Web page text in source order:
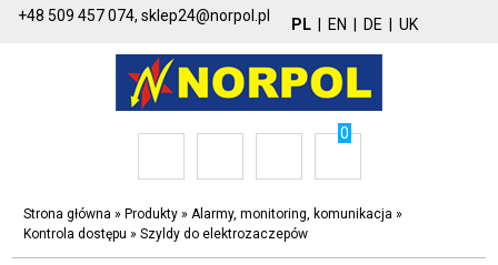
+48 509 457 074,sklep24@norpol.pl PL EN DE UK
0
Strona główna » Produkty »Alarmy, monitoring, komunikacja »
Kontrola dostępu »Szyldy do elektrozaczepów